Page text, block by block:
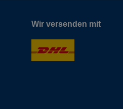
Wir versenden mit